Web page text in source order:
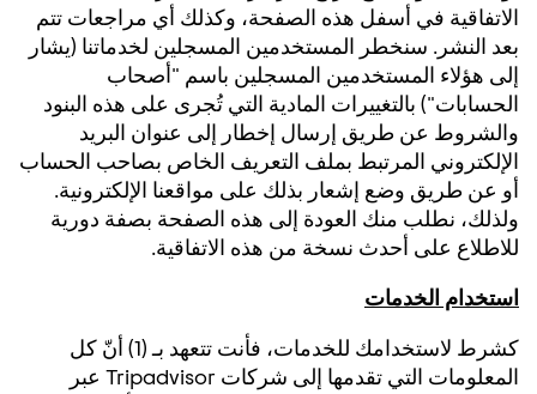
الاتفاقية في أسفل هذه الصفحة، وكذلك أي مراجعات تتم
بعد النشر. سنخطر المستخدمين المسجلين لخدماتنا (يشار
إلى هؤلاء المستخدمين المسجلين باسم "أصحاب
الحسابات") بالتغييرات المادية التي تُجرى على هذه البنود
والشروط عن طريق إرسال إخطار إلى عنوان البريد
الإلكتروني المرتبط بملف التعريف الخاص بصاحب الحساب
أو عن طريق وضع إشعار بذلك على مواقعنا الإلكترونية.
ولذلك، نطلب منك العودة إلى هذه الصفحة بصفة دورية
للاطلاع على أحدث نسخة من هذه الاتفاقية.
استخدام الخدمات
كشرط لاستخدامك للخدمات، فأنت تتعهد بـ (1) أنّ كل
المعلومات التي تقدمها إلى شركات Tripadvisor عبر